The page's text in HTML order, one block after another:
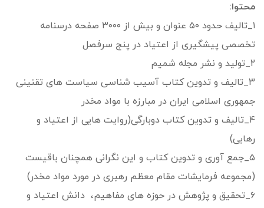
محتوا:
۱_تالیف حدود ۵۰ عنوان و بیش از ۳۰۰۰ صفحه درسنامه
تخصصی پیشگیری از اعتیاد در پنج سرفصل
۲_تولید و نشر مجله شمیم
۳_تالیف و تدوین کتاب آسیب شناسی سیاست های تقنینی
جمهوری اسلامی ایران در مبارزه با مواد مخدر
۴_تالیف و تدوین کتاب دوبارگی(روایت هایی از اعتیاد و
رهایی)
۵_جمع آوری و تدوین کتاب و این نگرانی همچنان باقیست
(مجموعه فرمایشات مقام معظم رهبری در مورد مواد مخدر)
۶_تحقیق و پژوهش در حوزه های مفاهیم، دانش اعتیاد و